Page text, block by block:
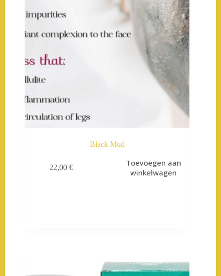
Black Mud
22,00 €
Toevoegen aan
winkelwagen